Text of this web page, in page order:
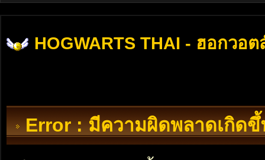
HOGWARTS THAI - ฮอกวอต
Error : มีความผิดพลาดเกิดขึ้